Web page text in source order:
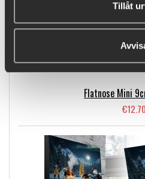
Tillåt
Flatnose Mini
€12.70